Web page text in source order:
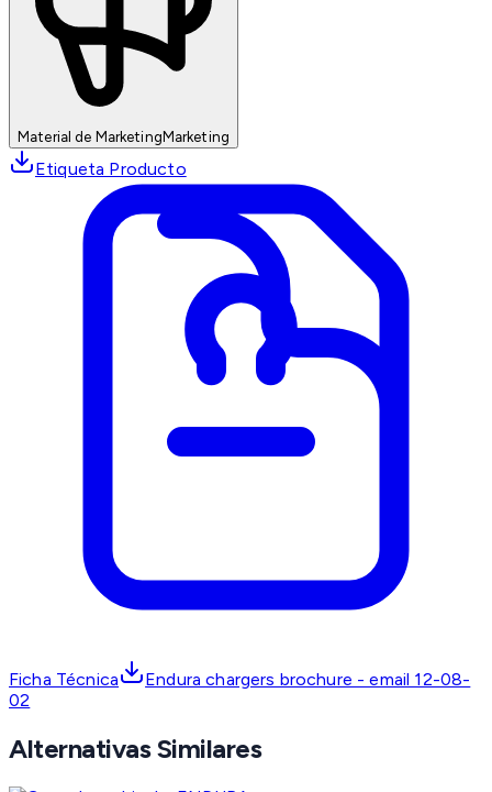
Material de MarketingMarketing
Etiqueta Producto
Ficha Técnica
Endura chargers brochure - email 12-08-
02
Alternativas Similares